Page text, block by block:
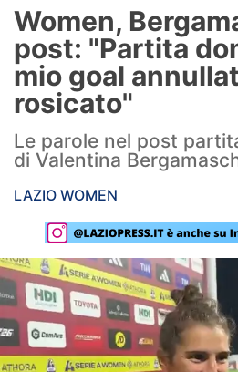
Formello
Infortuni
Primavera
Calciomercato
Lazio Women
Rassegna Lazio
Social
Calcio
Serie A
Women,
post: "Partita
mio goal
rosicato"
Le parole nel post
di Valentina
LAZIO WOMEN